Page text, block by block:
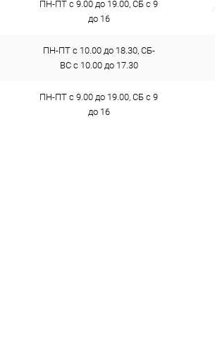
ПН-ПТ с 9.00 до 19.00, СБ с 9
до 16
ПН-ПТ с 10.00 до 18.30, СБ-
ВС с 10.00 до 17.30
ПН-ПТ с 9.00 до 19.00, СБ с 9
до 16